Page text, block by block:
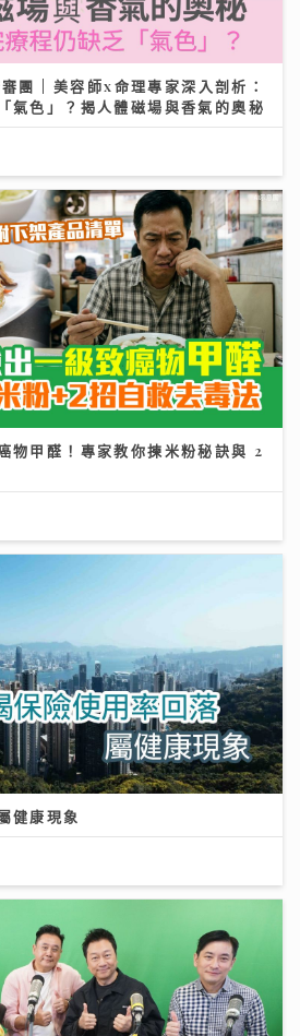
團 | 美容師x命理專家深入剖析：
氣色」？揭人體磁場與香氣的奧秘
物甲醛！專家教你揀米粉秘訣與 2
健康現象